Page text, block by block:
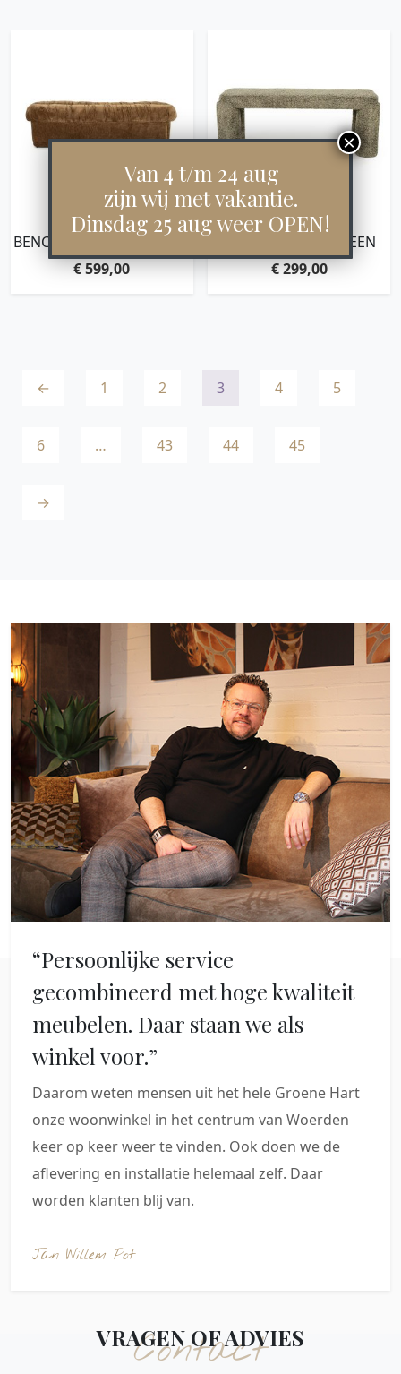
BENCH NOOK – MUSTARD
€599,00
BENCH OMLA – GREEN
€299,00
← 1 2 3 4 5
6 … 43 44 45
→
“Persoonlijke service
gecombineerd met hoge kwaliteit
meubelen. Daar staan we als
winkel voor.”
Daarom weten mensen uit het hele Groene Hart
onze woonwinkel in het centrum van Woerden
keer op keer weer te vinden. Ook doen we de
aflevering en installatie helemaal zelf. Daar
worden klanten blij van.
Jan Willem Pot
Contact
VRAGEN OF ADVIES
Van 4 t/m 24 aug
zijn wij met vakantie.
Dinsdag 25 aug weer OPEN!